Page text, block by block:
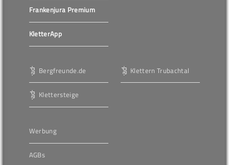
Frankenjura Premium
KletterApp
Bergfreunde.de
Klettersteige
Klettern Trubachtal
Werbung
AGBs